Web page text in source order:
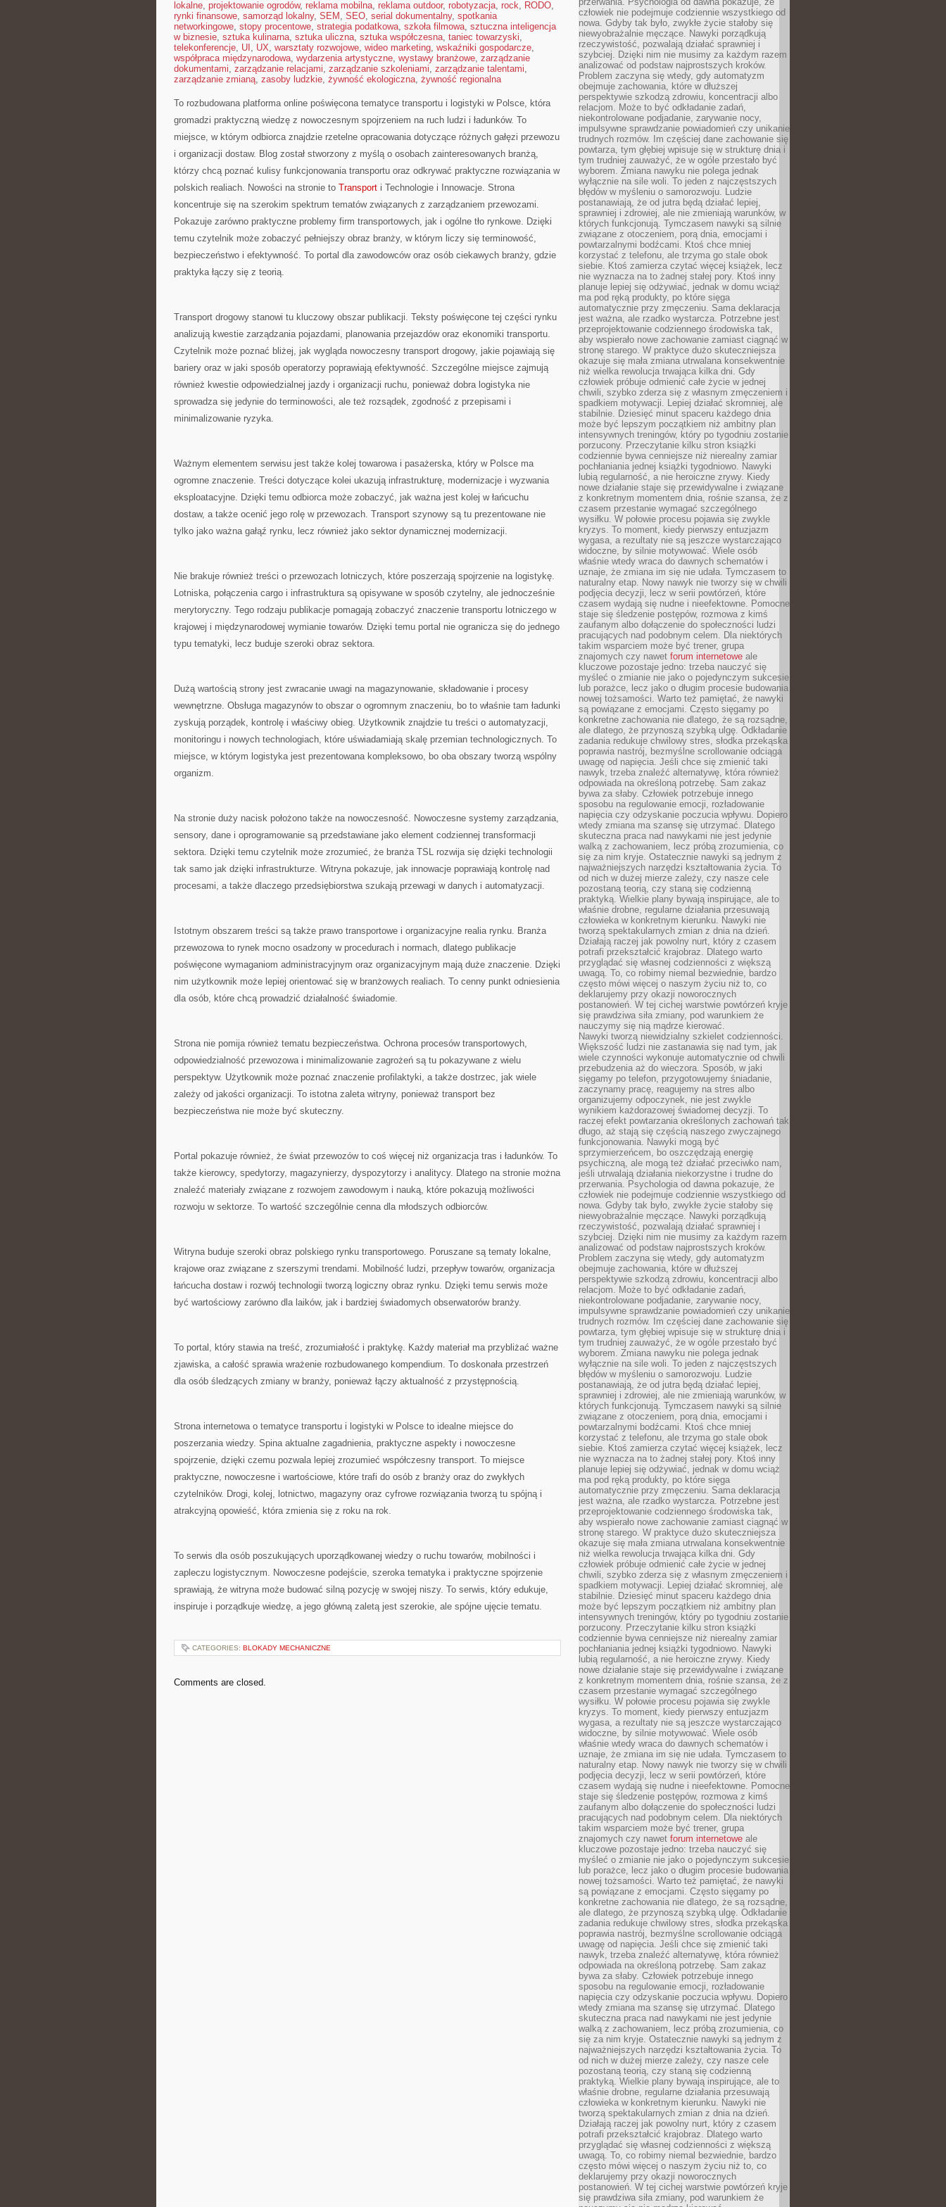
lokalne, projektowanie ogrodów, reklama mobilna, reklama outdoor, robotyzacja, rock, RODO,
rynki finansowe, samorząd lokalny, SEM , SEO, serial dokumentalny, spotkania
networkingowe, stopy procentowe, strategia podatkowa, szkoła filmowa, sztuczna inteligencja
w biznesie, sztuka kulinarna, sztuka uliczna, sztuka współczesna, taniec towarzyski,
telekonferencje, UI , UX, warsztaty rozwojowe, wideo marketing, wskaźniki gospodarcze,
współpraca międzynarodowa, wydarzenia artystyczne, wystawy branżowe, zarządzanie
dokumentami, zarządzanie relacjami, zarządzanie szkoleniami, zarządzanie talentami,
zarządzanie zmianą, zasoby ludzkie, żywność ekologiczna, żywność regionalna
To rozbudowana platforma online poświęcona tematyce transportu i logistyki w Polsce, która
gromadzi praktyczną wiedzę z nowoczesnym spojrzeniem na ruch ludzi i ładunków. To
miejsce, w którym odbiorca znajdzie rzetelne opracowania dotyczące różnych gałęzi przewozu
i organizacji dostaw. Blog został stworzony z myślą o osobach zainteresowanych branżą,
którzy chcą poznać kulisy funkcjonowania transportu oraz odkrywać praktyczne rozwiązania w
polskich realiach. Nowości na stronie to Transport i Technologie i Innowacje. Strona
koncentruje się na szerokim spektrum tematów związanych z zarządzaniem przewozami.
Pokazuje zarówno praktyczne problemy firm transportowych, jak i ogólne tło rynkowe. Dzięki
temu czytelnik może zobaczyć pełniejszy obraz branży, w którym liczy się terminowość,
bezpieczeństwo i efektywność. To portal dla zawodowców oraz osób ciekawych branży, gdzie
praktyka łączy się z teorią.
Transport drogowy stanowi tu kluczowy obszar publikacji. Teksty poświęcone tej części rynku
analizują kwestie zarządzania pojazdami, planowania przejazdów oraz ekonomiki transportu.
Czytelnik może poznać bliżej, jak wygląda nowoczesny transport drogowy, jakie pojawiają się
bariery oraz w jaki sposób operatorzy poprawiają efektywność. Szczególne miejsce zajmują
również kwestie odpowiedzialnej jazdy i organizacji ruchu, ponieważ dobra logistyka nie
sprowadza się jedynie do terminowości, ale też rozsądek, zgodność z przepisami i
minimalizowanie ryzyka.
Ważnym elementem serwisu jest także kolej towarowa i pasażerska, który w Polsce ma
ogromne znaczenie. Treści dotyczące kolei ukazują infrastrukturę, modernizacje i wyzwania
eksploatacyjne. Dzięki temu odbiorca może zobaczyć, jak ważna jest kolej w łańcuchu
dostaw, a także ocenić jego rolę w przewozach. Transport szynowy są tu prezentowane nie
tylko jako ważna gałąź rynku, lecz również jako sektor dynamicznej modernizacji.
Nie brakuje również treści o przewozach lotniczych, które poszerzają spojrzenie na logistykę.
Lotniska, połączenia cargo i infrastruktura są opisywane w sposób czytelny, ale jednocześnie
merytoryczny. Tego rodzaju publikacje pomagają zobaczyć znaczenie transportu lotniczego w
krajowej i międzynarodowej wymianie towarów. Dzięki temu portal nie ogranicza się do jednego
typu tematyki, lecz buduje szeroki obraz sektora.
Dużą wartością strony jest zwracanie uwagi na magazynowanie, składowanie i procesy
wewnętrzne. Obsługa magazynów to obszar o ogromnym znaczeniu, bo to właśnie tam ładunki
zyskują porządek, kontrolę i właściwy obieg. Użytkownik znajdzie tu treści o automatyzacji,
monitoringu i nowych technologiach, które uświadamiają skalę przemian technologicznych. To
miejsce, w którym logistyka jest prezentowana kompleksowo, bo oba obszary tworzą wspólny
organizm.
Na stronie duży nacisk położono także na nowoczesność. Nowoczesne systemy zarządzania,
sensory, dane i oprogramowanie są przedstawiane jako element codziennej transformacji
sektora. Dzięki temu czytelnik może zrozumieć, że branża TSL rozwija się dzięki technologii
tak samo jak dzięki infrastrukturze. Witryna pokazuje, jak innowacje poprawiają kontrolę nad
procesami, a także dlaczego przedsiębiorstwa szukają przewagi w danych i automatyzacji.
Istotnym obszarem treści są także prawo transportowe i organizacyjne realia rynku. Branża
przewozowa to rynek mocno osadzony w procedurach i normach, dlatego publikacje
poświęcone wymaganiom administracyjnym oraz organizacyjnym mają duże znaczenie. Dzięki
nim użytkownik może lepiej orientować się w branżowych realiach. To cenny punkt odniesienia
dla osób, które chcą prowadzić działalność świadomie.
Strona nie pomija również tematu bezpieczeństwa. Ochrona procesów transportowych,
odpowiedzialność przewozowa i minimalizowanie zagrożeń są tu pokazywane z wielu
perspektyw. Użytkownik może poznać znaczenie profilaktyki, a także dostrzec, jak wiele
zależy od jakości organizacji. To istotna zaleta witryny, ponieważ transport bez
bezpieczeństwa nie może być skuteczny.
Portal pokazuje również, że świat przewozów to coś więcej niż organizacja tras i ładunków. To
także kierowcy, spedytorzy, magazynierzy, dyspozytorzy i analitycy. Dlatego na stronie można
znaleźć materiały związane z rozwojem zawodowym i nauką, które pokazują możliwości
rozwoju w sektorze. To wartość szczególnie cenna dla młodszych odbiorców.
Witryna buduje szeroki obraz polskiego rynku transportowego. Poruszane są tematy lokalne,
krajowe oraz związane z szerszymi trendami. Mobilność ludzi, przepływ towarów, organizacja
łańcucha dostaw i rozwój technologii tworzą logiczny obraz rynku. Dzięki temu serwis może
być wartościowy zarówno dla laików, jak i bardziej świadomych obserwatorów branży.
To portal, który stawia na treść, zrozumiałość i praktykę. Każdy materiał ma przybliżać ważne
zjawiska, a całość sprawia wrażenie rozbudowanego kompendium. To doskonała przestrzeń
dla osób śledzących zmiany w branży, ponieważ łączy aktualność z przystępnością.
Strona internetowa o tematyce transportu i logistyki w Polsce to idealne miejsce do
poszerzania wiedzy. Spina aktualne zagadnienia, praktyczne aspekty i nowoczesne
spojrzenie, dzięki czemu pozwala lepiej zrozumieć współczesny transport. To miejsce
praktyczne, nowoczesne i wartościowe, które trafi do osób z branży oraz do zwykłych
czytelników. Drogi, kolej, lotnictwo, magazyny oraz cyfrowe rozwiązania tworzą tu spójną i
atrakcyjną opowieść, która zmienia się z roku na rok.
To serwis dla osób poszukujących uporządkowanej wiedzy o ruchu towarów, mobilności i
zapleczu logistycznym. Nowoczesne podejście, szeroka tematyka i praktyczne spojrzenie
sprawiają, że witryna może budować silną pozycję w swojej niszy. To serwis, który edukuje,
inspiruje i porządkuje wiedzę, a jego główną zaletą jest szerokie, ale spójne ujęcie tematu.
CATEGORIES: BLOKADY MECHANICZNE
Comments are closed.
człowiek nie podejmuje codziennie wszystkiego od
nowa. Gdyby tak było, zwykłe życie stałoby się
niewyobrażalnie męczące. Nawyki porządkują
rzeczywistość, pozwalają działać sprawniej i
szybciej. Dzięki nim nie musimy za każdym razem
analizować od podstaw najprostszych kroków.
Problem zaczyna się wtedy, gdy automatyzm
obejmuje zachowania, które w dłuższej
perspektywie szkodzą zdrowiu, koncentracji albo
relacjom. Może to być odkładanie zadań,
niekontrolowane podjadanie, zarywanie nocy,
impulsywne sprawdzanie powiadomień czy unikanie
trudnych rozmów. Im częściej dane zachowanie się
powtarza, tym głębiej wpisuje się w strukturę dnia i
tym trudniej zauważyć, że w ogóle przestało być
wyborem. Zmiana nawyku nie polega jednak
wyłącznie na sile woli. To jeden z najczęstszych
błędów w myśleniu o samorozwoju. Ludzie
postanawiają, że od jutra będą działać lepiej,
sprawniej i zdrowiej, ale nie zmieniają warunków, w
których funkcjonują. Tymczasem nawyki są silnie
związane z otoczeniem, porą dnia, emocjami i
powtarzalnymi bodźcami. Ktoś chce mniej
korzystać z telefonu, ale trzyma go stale obok
siebie. Ktoś zamierza czytać więcej książek, lecz
nie wyznacza na to żadnej stałej pory. Ktoś inny
planuje lepiej się odżywiać, jednak w domu wciąż
ma pod ręką produkty, po które sięga
automatycznie przy zmęczeniu. Sama deklaracja
jest ważna, ale rzadko wystarcza. Potrzebne jest
przeprojektowanie codziennego środowiska tak,
aby wspierało nowe zachowanie zamiast ciągnąć w
stronę starego. W praktyce dużo skuteczniejsza
okazuje się mała zmiana utrwalana konsekwentnie
niż wielka rewolucja trwająca kilka dni. Gdy
człowiek próbuje odmienić całe życie w jednej
chwili, szybko zderza się z własnym zmęczeniem i
spadkiem motywacji. Lepiej działać skromniej, ale
stabilnie. Dziesięć minut spaceru każdego dnia
może być lepszym początkiem niż ambitny plan
intensywnych treningów, który po tygodniu zostanie
porzucony. Przeczytanie kilku stron książki
codziennie bywa cenniejsze niż nierealny zamiar
pochłaniania jednej książki tygodniowo. Nawyki
lubią regularność, a nie heroiczne zrywy. Kiedy
nowe działanie staje się przewidywalne i związane
z konkretnym momentem dnia, rośnie szansa, że z
czasem przestanie wymagać szczególnego
wysiłku. W połowie procesu pojawia się zwykle
kryzys. To moment, kiedy pierwszy entuzjazm
wygasa, a rezultaty nie są jeszcze wystarczająco
widoczne, by silnie motywować. Wiele osób
właśnie wtedy wraca do dawnych schematów i
uznaje, że zmiana im się nie udała. Tymczasem to
naturalny etap. Nowy nawyk nie tworzy się w chwili
podjęcia decyzji, lecz w serii powtórzeń, które
czasem wydają się nudne i nieefektowne. Pomocne
staje się śledzenie postępów, rozmowa z kimś
zaufanym albo dołączenie do społeczności ludzi
pracujących nad podobnym celem. Dla niektórych
takim wsparciem może być trener, grupa
znajomych czy nawet forum internetowe ale
kluczowe pozostaje jedno: trzeba nauczyć się
myśleć o zmianie nie jako o pojedynczym sukcesie
lub porażce, lecz jako o długim procesie budowania
nowej tożsamości. Warto też pamiętać, że nawyki
są powiązane z emocjami. Często sięgamy po
konkretne zachowania nie dlatego, że są rozsądne,
ale dlatego, że przynoszą szybką ulgę. Odkładanie
zadania redukuje chwilowy stres, słodka przekąska
poprawia nastrój, bezmyślne scrollowanie odciąga
uwagę od napięcia. Jeśli chce się zmienić taki
nawyk, trzeba znaleźć alternatywę, która również
odpowiada na określoną potrzebę. Sam zakaz
bywa za słaby. Człowiek potrzebuje innego
sposobu na regulowanie emocji, rozładowanie
napięcia czy odzyskanie poczucia wpływu. Dopiero
wtedy zmiana ma szansę się utrzymać. Dlatego
skuteczna praca nad nawykami nie jest jedynie
walką z zachowaniem, lecz próbą zrozumienia, co
się za nim kryje. Ostatecznie nawyki są jednym z
najważniejszych narzędzi kształtowania życia. To
od nich w dużej mierze zależy, czy nasze cele
pozostaną teorią, czy staną się codzienną
praktyką. Wielkie plany bywają inspirujące, ale to
właśnie drobne, regularne działania przesuwają
człowieka w konkretnym kierunku. Nawyki nie
tworzą spektakularnych zmian z dnia na dzień.
Działają raczej jak powolny nurt, który z czasem
potrafi przekształcić krajobraz. Dlatego warto
przyglądać się własnej codzienności z większą
uwagą. To, co robimy niemal bezwiednie, bardzo
często mówi więcej o naszym życiu niż to, co
deklarujemy przy okazji noworocznych
postanowień. W tej cichej warstwie powtórzeń kryje
się prawdziwa siła zmiany, pod warunkiem że
nauczymy się nią mądrze kierować.
Nawyki tworzą niewidzialny szkielet codzienności.
Większość ludzi nie zastanawia się nad tym, jak
wiele czynności wykonuje automatycznie od chwili
przebudzenia aż do wieczora. Sposób, w jaki
sięgamy po telefon, przygotowujemy śniadanie,
zaczynamy pracę, reagujemy na stres albo
organizujemy odpoczynek, nie jest zwykle
wynikiem każdorazowej świadomej decyzji. To
raczej efekt powtarzania określonych zachowań tak
długo, aż stają się częścią naszego zwyczajnego
funkcjonowania. Nawyki mogą być
sprzymierzeńcem, bo oszczędzają energię
psychiczną, ale mogą też działać przeciwko nam,
jeśli utrwalają działania niekorzystne i trudne do
przerwania. Psychologia od dawna pokazuje, że
człowiek nie podejmuje codziennie wszystkiego od
nowa. Gdyby tak było, zwykłe życie stałoby się
niewyobrażalnie męczące. Nawyki porządkują
rzeczywistość, pozwalają działać sprawniej i
szybciej. Dzięki nim nie musimy za każdym razem
analizować od podstaw najprostszych kroków.
Problem zaczyna się wtedy, gdy automatyzm
obejmuje zachowania, które w dłuższej
perspektywie szkodzą zdrowiu, koncentracji albo
relacjom. Może to być odkładanie zadań,
niekontrolowane podjadanie, zarywanie nocy,
impulsywne sprawdzanie powiadomień czy unikanie
trudnych rozmów. Im częściej dane zachowanie się
powtarza, tym głębiej wpisuje się w strukturę dnia i
tym trudniej zauważyć, że w ogóle przestało być
wyborem. Zmiana nawyku nie polega jednak
wyłącznie na sile woli. To jeden z najczęstszych
błędów w myśleniu o samorozwoju. Ludzie
postanawiają, że od jutra będą działać lepiej,
sprawniej i zdrowiej, ale nie zmieniają warunków, w
których funkcjonują. Tymczasem nawyki są silnie
związane z otoczeniem, porą dnia, emocjami i
powtarzalnymi bodźcami. Ktoś chce mniej
korzystać z telefonu, ale trzyma go stale obok
siebie. Ktoś zamierza czytać więcej książek, lecz
nie wyznacza na to żadnej stałej pory. Ktoś inny
planuje lepiej się odżywiać, jednak w domu wciąż
ma pod ręką produkty, po które sięga
automatycznie przy zmęczeniu. Sama deklaracja
jest ważna, ale rzadko wystarcza. Potrzebne jest
przeprojektowanie codziennego środowiska tak,
aby wspierało nowe zachowanie zamiast ciągnąć w
stronę starego. W praktyce dużo skuteczniejsza
okazuje się mała zmiana utrwalana konsekwentnie
niż wielka rewolucja trwająca kilka dni. Gdy
człowiek próbuje odmienić całe życie w jednej
chwili, szybko zderza się z własnym zmęczeniem i
spadkiem motywacji. Lepiej działać skromniej, ale
stabilnie. Dziesięć minut spaceru każdego dnia
może być lepszym początkiem niż ambitny plan
intensywnych treningów, który po tygodniu zostanie
porzucony. Przeczytanie kilku stron książki
codziennie bywa cenniejsze niż nierealny zamiar
pochłaniania jednej książki tygodniowo. Nawyki
lubią regularność, a nie heroiczne zrywy. Kiedy
nowe działanie staje się przewidywalne i związane
z konkretnym momentem dnia, rośnie szansa, że z
czasem przestanie wymagać szczególnego
wysiłku. W połowie procesu pojawia się zwykle
kryzys. To moment, kiedy pierwszy entuzjazm
wygasa, a rezultaty nie są jeszcze wystarczająco
widoczne, by silnie motywować. Wiele osób
właśnie wtedy wraca do dawnych schematów i
uznaje, że zmiana im się nie udała. Tymczasem to
naturalny etap. Nowy nawyk nie tworzy się w chwili
podjęcia decyzji, lecz w serii powtórzeń, które
czasem wydają się nudne i nieefektowne. Pomocne
staje się śledzenie postępów, rozmowa z kimś
zaufanym albo dołączenie do społeczności ludzi
pracujących nad podobnym celem. Dla niektórych
takim wsparciem może być trener, grupa
znajomych czy nawet forum internetowe ale
kluczowe pozostaje jedno: trzeba nauczyć się
myśleć o zmianie nie jako o pojedynczym sukcesie
lub porażce, lecz jako o długim procesie budowania
nowej tożsamości. Warto też pamiętać, że nawyki
są powiązane z emocjami. Często sięgamy po
konkretne zachowania nie dlatego, że są rozsądne,
ale dlatego, że przynoszą szybką ulgę. Odkładanie
zadania redukuje chwilowy stres, słodka przekąska
poprawia nastrój, bezmyślne scrollowanie odciąga
uwagę od napięcia. Jeśli chce się zmienić taki
nawyk, trzeba znaleźć alternatywę, która również
odpowiada na określoną potrzebę. Sam zakaz
bywa za słaby. Człowiek potrzebuje innego
sposobu na regulowanie emocji, rozładowanie
napięcia czy odzyskanie poczucia wpływu. Dopiero
wtedy zmiana ma szansę się utrzymać. Dlatego
skuteczna praca nad nawykami nie jest jedynie
walką z zachowaniem, lecz próbą zrozumienia, co
się za nim kryje. Ostatecznie nawyki są jednym z
najważniejszych narzędzi kształtowania życia. To
od nich w dużej mierze zależy, czy nasze cele
pozostaną teorią, czy staną się codzienną
praktyką. Wielkie plany bywają inspirujące, ale to
właśnie drobne, regularne działania przesuwają
człowieka w konkretnym kierunku. Nawyki nie
tworzą spektakularnych zmian z dnia na dzień.
Działają raczej jak powolny nurt, który z czasem
potrafi przekształcić krajobraz. Dlatego warto
przyglądać się własnej codzienności z większą
uwagą. To, co robimy niemal bezwiednie, bardzo
często mówi więcej o naszym życiu niż to, co
deklarujemy przy okazji noworocznych
postanowień. W tej cichej warstwie powtórzeń kryje
się prawdziwa siła zmiany, pod warunkiem że